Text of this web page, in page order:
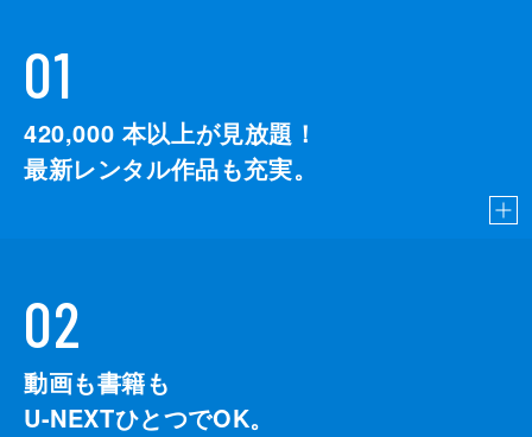
01
420,000 本以上が見放題！
最新レンタル作品も充実。
02
動画も書籍も
U-NEXTひとつでOK。